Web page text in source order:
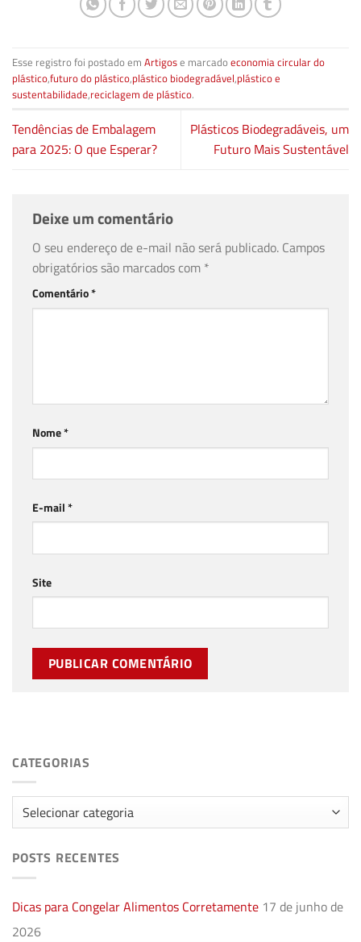
Esse registro foi postado em Artigose marcadoeconomia circular do
plástico,futuro do plástico,plástico biodegradável,plástico e
sustentabilidade,reciclagem de plástico.
Tendências de Embalagem
para 2025: O que Esperar?
Plásticos Biodegradáveis, um
Futuro Mais Sustentável
Deixe um comentário
O seu endereço de e-mail não será publicado. Campos
obrigatórios são marcados com *
Comentário*
Nome*
E-mail*
Site
CATEGORIAS
Categorias
POSTS RECENTES
Dicas para Congelar Alimentos Corretamente 17 de junho de
2026